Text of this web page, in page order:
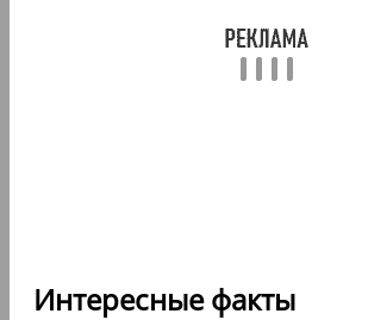
Интересные факты